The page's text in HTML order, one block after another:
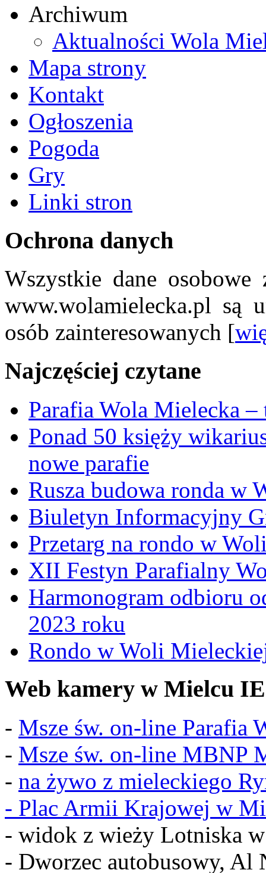
Archiwum
Aktualności Wola
Mapa strony
Kontakt
Ogłoszenia
Pogoda
Gry
Linki stron
Ochrona danych
Wszystkie dane osobowe
www.wolamielecka.pl są
osób zainteresowanych [
Najczęściej czytane
Parafia Wola Mielecka
Ponad 50 księży
nowe parafie
Rusza budowa ronda w
Biuletyn Informacyjny
Przetarg na rondo w
XII Festyn Parafialny
Harmonogram odbioru
2023 roku
Rondo w Woli
Web kamery w Mielcu IE
- Msze św. on-line Parafia
- Msze św. on-line MBNP
- na żywo z mieleckiego
- Plac Armii Krajowej w
- widok z wieży Lotniska
- Dworzec autobusowy, Al